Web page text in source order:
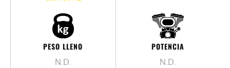
PESO LLENO
N.D.
POTENCIA
N.D.